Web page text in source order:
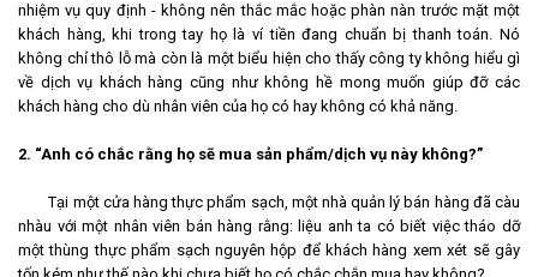
nhiệm vụ quy định - không nên thắc mắc hoặc phàn nàn trước mặt một
khách hàng, khi trong tay họ là ví tiền đang chuẩn bị thanh toán. Nó
không chỉ thô lỗ mà còn là một biểu hiện cho thấy công ty không hiểu gì
về dịch vụ khách hàng cũng như không hề mong muốn giúp đỡ các
khách hàng cho dù nhân viên của họ có hay không có khả năng.
2. “Anh có chắc rằng họ sẽ mua sản phẩm/dịch vụ này không?”
Tại một cửa hàng thực phẩm sạch, một nhà quản lý bán hàng đã càu
nhàu với một nhân viên bán hàng rằng: liệu anh ta có biết việc tháo dỡ
một thùng thực phẩm sạch nguyên hộp để khách hàng xem xét sẽ gây